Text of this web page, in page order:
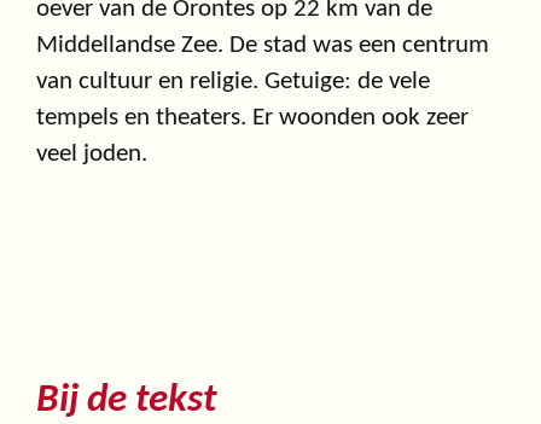
oever van de Orontes op 22 km van de
Middellandse Zee. De stad was een centrum
van cultuur en religie. Getuige: de vele
tempels en theaters. Er woonden ook zeer
veel joden.
Bij de tekst